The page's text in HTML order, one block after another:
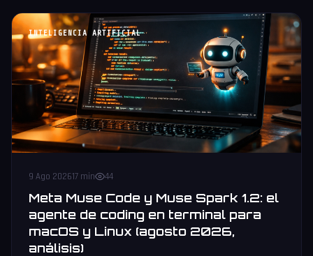
INTELIGENCIA ARTIFICIAL
9 Ago 202617 min 44
Meta Muse Code y Muse Spark 1.2: el
agente de coding en terminal para
macOS y Linux (agosto 2026,
análisis)